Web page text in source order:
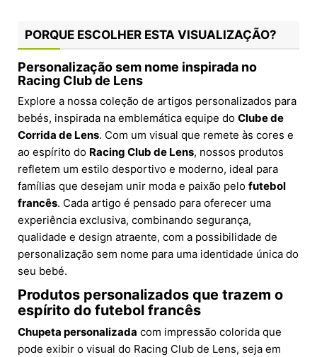
PORQUE ESCOLHER ESTA VISUALIZAÇÃO?
Personalização sem nome inspirada no
Racing Club de Lens
Explore a nossa coleção de artigos personalizados para
bebés, inspirada na emblemática equipe do Clube de
Corrida de Lens. Com um visual que remete às cores e
ao espírito do Racing Club de Lens, nossos produtos
refletem um estilo desportivo e moderno, ideal para
famílias que desejam unir moda e paixão pelo futebol
francês. Cada artigo é pensado para oferecer uma
experiência exclusiva, combinando segurança,
qualidade e design atraente, com a possibilidade de
personalização sem nome para uma identidade única do
seu bebé.
Produtos personalizados que trazem o
espírito do futebol francês
Chupeta personalizada com impressão colorida que
pode exibir o visual do Racing Club de Lens, seja em